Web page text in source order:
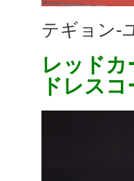
テギョン-
レッド
ドレス